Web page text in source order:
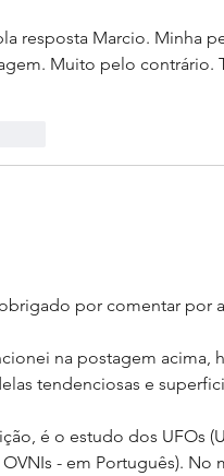
resposta Marcio. Minha
Muito pelo
por comentar por
na postagem acima,
tendenciosas e
é o estudo dos UFOs
- em Português).